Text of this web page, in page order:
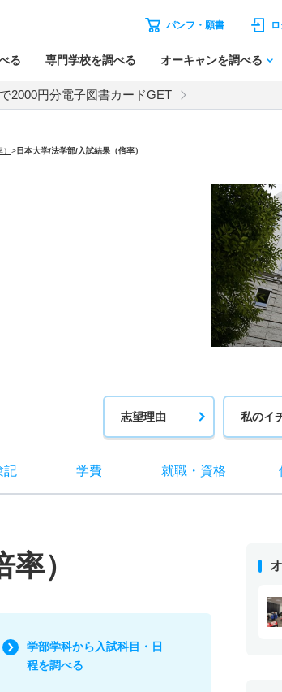
パンフ・願書
る 専門学校を調べる オーキャンを調べる
2000円分電子図書カードGET
>日本大学/法学部/入試結果（倍率）
志望理由 私のイ
記 学費 就職・ 資格
）
学部学科から入試科目・日
程を調べる